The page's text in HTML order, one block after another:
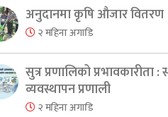
अनुदानमा कृषि औजार वितरण
२ महिना अगाडि
सुत्र प्रणालिको प्रभावकारीता
व्यवस्थापन प्रणाली
२ महिना अगाडि